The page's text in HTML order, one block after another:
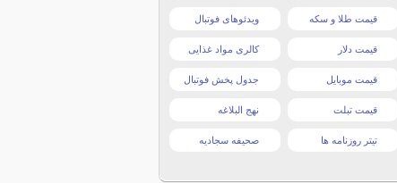
قیمت طلا و سکه ویدئوهای فوتبال
قیمت دلار کالری مواد غذایی
قیمت موبایل جدول پخش فوتبال
قیمت تبلت نهج البلاغه
تیتر روزنامه ها صحیفه سجادیه